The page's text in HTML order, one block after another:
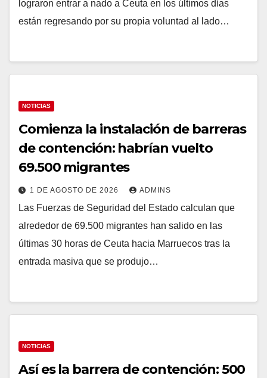
lograron entrar a nado a Ceuta en los últimos días
están regresando por su propia voluntad al lado…
NOTICIAS
Comienza la instalación de barreras
de contención: habrían vuelto
69.500 migrantes
1 DE AGOSTO DE 2026 ADMINS
Las Fuerzas de Seguridad del Estado calculan que
alrededor de 69.500 migrantes han salido en las
últimas 30 horas de Ceuta hacia Marruecos tras la
entrada masiva que se produjo…
NOTICIAS
Así es la barrera de contención: 500